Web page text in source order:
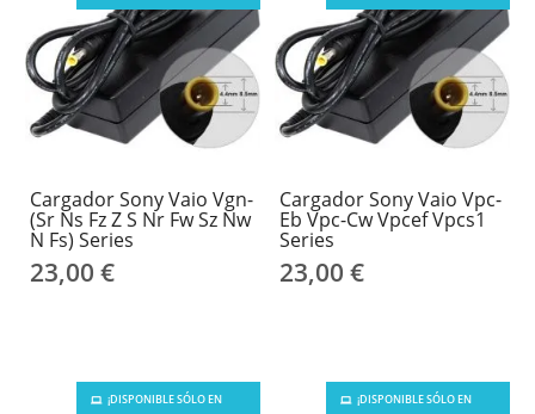
Cargador Sony Vaio Vgn-
(Sr Ns Fz Z S Nr Fw Sz Nw
N Fs) Series
23,00 €
Cargador Sony Vaio Vpc-
Eb Vpc-Cw Vpcef Vpcs1
Series
23,00 €
¡DISPONIBLE SÓLO EN
¡DISPONIBLE SÓLO EN